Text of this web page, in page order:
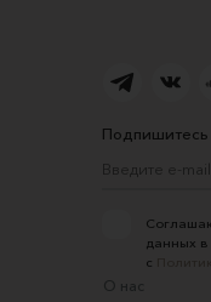
Подпишитесь
данных в
с
О нас